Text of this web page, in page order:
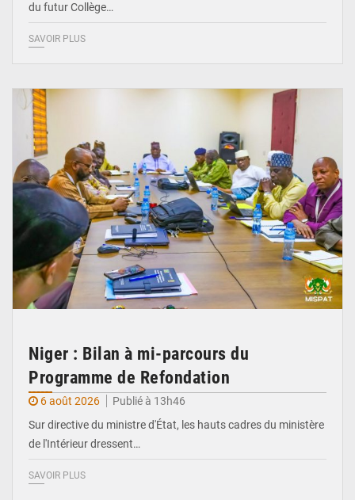
du futur Collège…
SAVOIR PLUS
Niger : Bilan à mi-parcours du
Programme de Refondation
6 août 2026
Publié à 13h46
Sur directive du ministre d'État, les hauts cadres du ministère
de l'Intérieur dressent…
SAVOIR PLUS